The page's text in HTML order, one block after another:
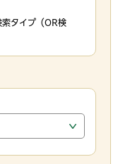
タイプ（OR検